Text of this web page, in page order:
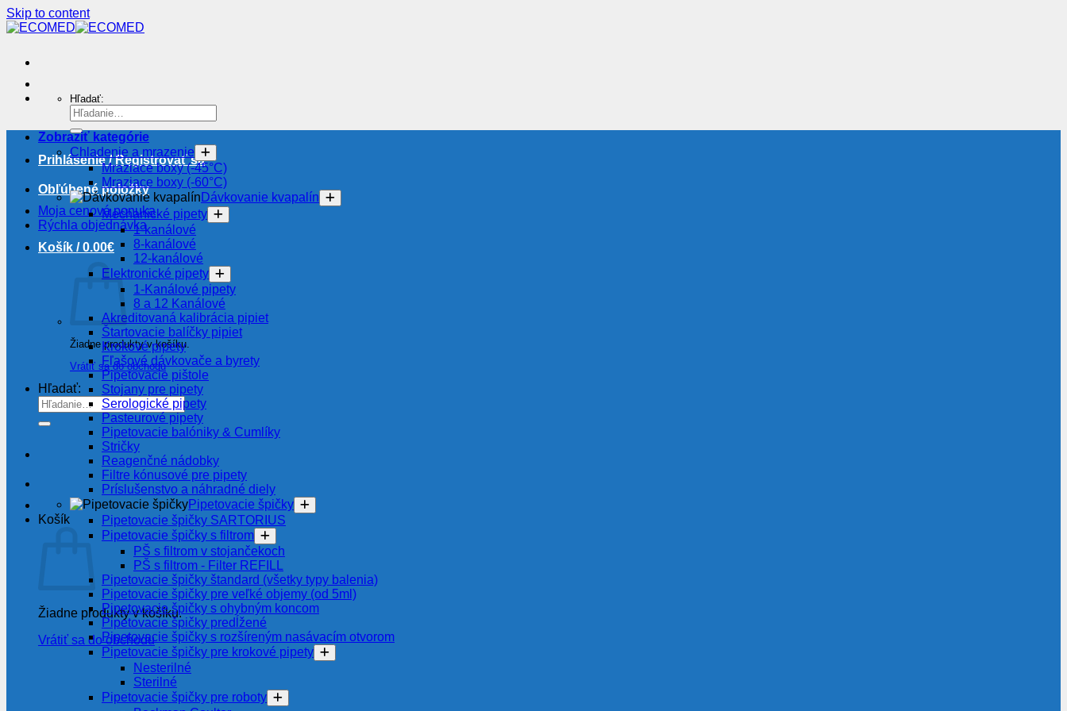
Skip to content
Hľadať:
Prihlásenie / Registrovať sa
Obľúbené položky
Moja cenová ponuka
Rýchla objednávka
Košík /0.00€
Žiadne produkty v košíku.
Vrátiť sa do obchodu
Hľadať:
Košík
Žiadne produkty v košíku.
Vrátiť sa do obchodu
Zobraziť kategórie
Chladenie a mrazenie
Mraziace boxy (-45°C)
Mraziace boxy (-60°C)
Dávkovanie kvapalín
Mechanické pipety
1-kanálové
8-kanálové
12-kanálové
Elektronické pipety
1-Kanálové pipety
8 a 12 Kanálové
Akreditovaná kalibrácia pipiet
Štartovacie balíčky pipiet
Krokové pipety
Fľašové dávkovače a byrety
Pipetovacie pištole
Stojany pre pipety
Serologické pipety
Pasteurové pipety
Pipetovacie balóniky & Cumlíky
Stričky
Reagenčné nádobky
Filtre kónusové pre pipety
Príslušenstvo a náhradné diely
Pipetovacie špičky
Pipetovacie špičky SARTORIUS
Pipetovacie špičky s filtrom
PŠ s filtrom v stojančekoch
PŠ s filtrom - Filter REFILL
Pipetovacie špičky štandard (všetky typy balenia)
Pipetovacie špičky pre veľké objemy (od 5ml)
Pipetovacie špičky s ohybným koncom
Pipetovacie špičky predĺžené
Pipetovacie špičky s rozšíreným nasávacím otvorom
Pipetovacie špičky pre krokové pipety
Nesterilné
Sterilné
Pipetovacie špičky pre roboty